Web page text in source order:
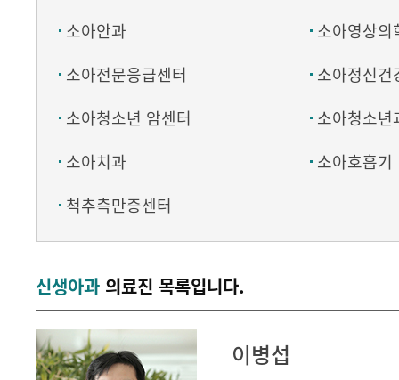
소아안과
소아영상의
소아전문응급센터
소아정신건
소아청소년 암센터
소아청소년
소아치과
소아호흡
척추측만증센터
신생아과 의료진 목록입니다.
이병섭